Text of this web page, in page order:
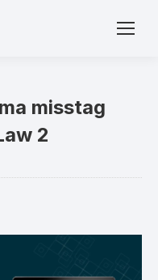
misstag
2